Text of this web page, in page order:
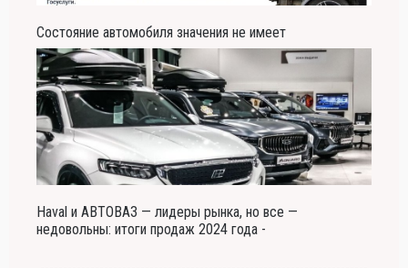
Состояние автомобиля значения не имеет
Haval и АВТОВАЗ — лидеры рынка, но все —
недовольны: итоги продаж 2024 года -